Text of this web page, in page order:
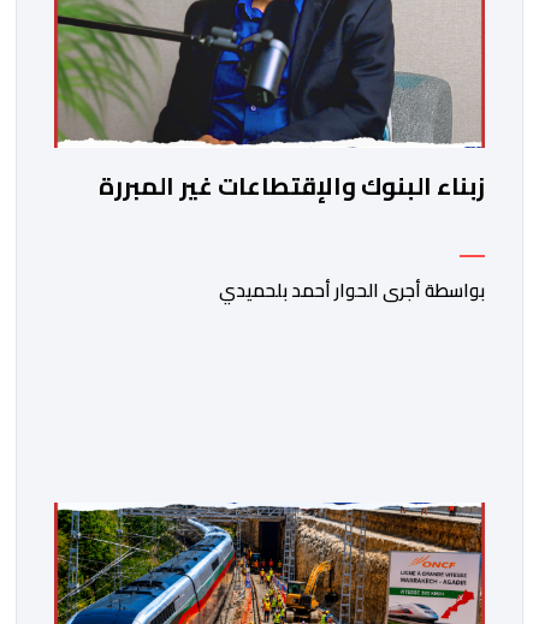
زبناء البنوك والإقتطاعات غير المبررة
بواسطة أجرى الحوار أحمد بلحميدي